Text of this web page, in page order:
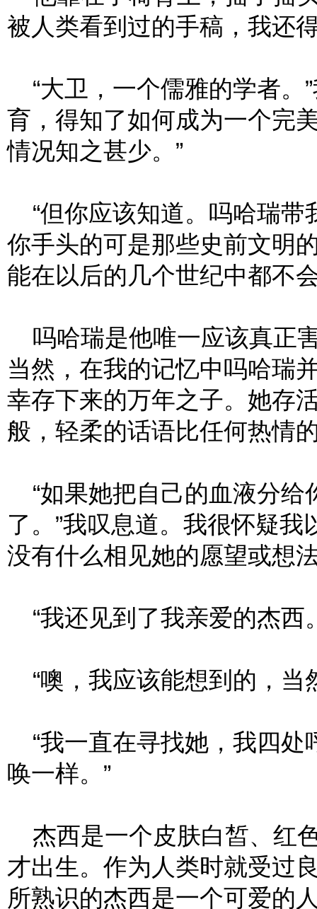
被人类看到过的手稿，我还
“大卫，一个儒雅的学者。
育，得知了如何成为一个完
情况知之甚少。”
“但你应该知道。吗哈瑞带
你手头的可是那些史前文明
能在以后的几个世纪中都不
吗哈瑞是他唯一应该真正
当然，在我的记忆中吗哈瑞
幸存下来的万年之子。她存
般，轻柔的话语比任何热情
“如果她把自己的血液分给
了。”我叹息道。我很怀疑
没有什么相见她的愿望或想
“我还见到了我亲爱的杰西
“噢，我应该能想到的，当
“我一直在寻找她，我四处
唤一样。”
杰西是一个皮肤白皙、红
才出生。作为人类时就受过
所熟识的杰西是一个可爱的